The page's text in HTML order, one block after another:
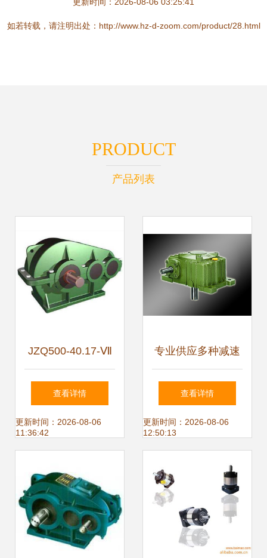
如若转载，请注明出处：http://www.hz-d-zoom.com/product/28.html
PRODUCT
产品列表
JZQ500-40.17-Ⅶ
型圆柱齿轮减速机
结构、特性与应用
查看详情
更新时间：2026-08-06
11:36:42
专业供应多种减速
机，型号齐全，助
力工业自动化升级
查看详情
更新时间：2026-08-06
12:50:13